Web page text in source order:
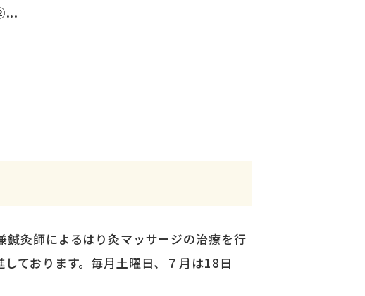
灸師によるはり灸マッサージの治療を行
ております。毎月土曜日、７月は18日